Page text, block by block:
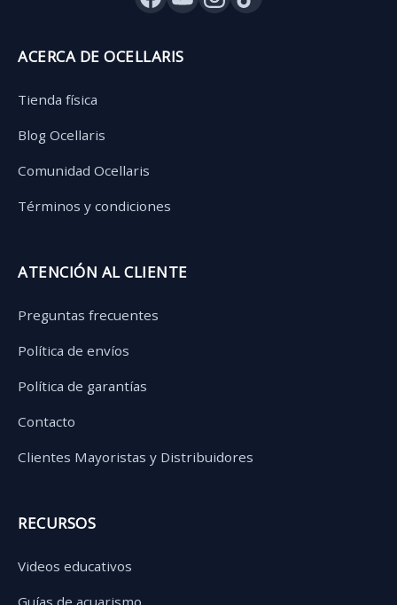
ACERCA DE OCELLARIS
Tienda física
Blog Ocellaris
Comunidad Ocellaris
Términos y condiciones
ATENCIÓN AL CLIENTE
Preguntas frecuentes
Política de envíos
Política de garantías
Contacto
Clientes Mayoristas y Distribuidores
RECURSOS
Videos educativos
Guías de acuarismo